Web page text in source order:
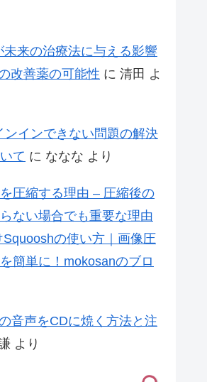
未来の治療法に与える影響
改善薬の可能性 に 清田 よ
ンインできない問題の解決
て に ななな より
圧縮する理由 – 圧縮後の
ない場合でも重要な理由
の使い方｜画像圧
簡単に！mokosanのブロ
音声をCDに焼く方法と注
より